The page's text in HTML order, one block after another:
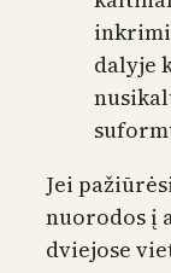
dalyje
Jei
nuorodos į
dviejose